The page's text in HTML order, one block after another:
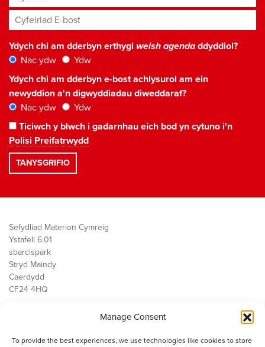
Manage Consent
To provide the best experiences, we use technologies like cookies to store
Cyfeiriad E-bost*
Ydych chi am dderbyn erthygl welsh agendaddyddiol?
Nac ydw
Ydw
Ydych chi am dderbyn e-bost achlysurol am ein
newyddion a'n digwyddiadau diweddaraf?
Nac ydw
Ydw
Ticiwch y blwch i gadarnhau eich bod yn cytuno i'n
Polisi Preifatrwydd
Sefydliad Materion Cymreig
Ystafell 6.01
sbarc|spark
Stryd Maindy
Caerdydd
CF24 4HQ
Public Services